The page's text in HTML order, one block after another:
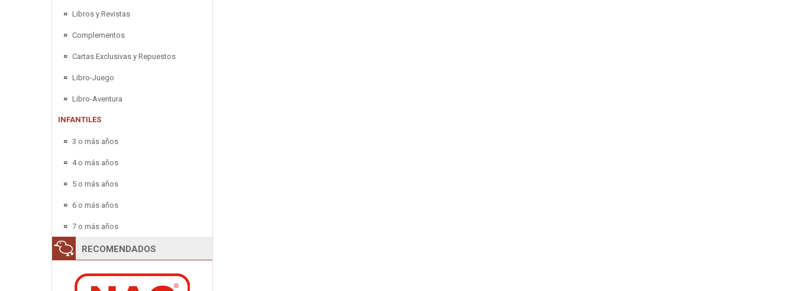
Libros y Revistas
Complementos
Cartas Exclusivas y Repuestos
Libro-Juego
Libro-Aventura
INFANTILES
3 o más años
4 o más años
5 o más años
6 o más años
7 o más años
RECOMENDADOS